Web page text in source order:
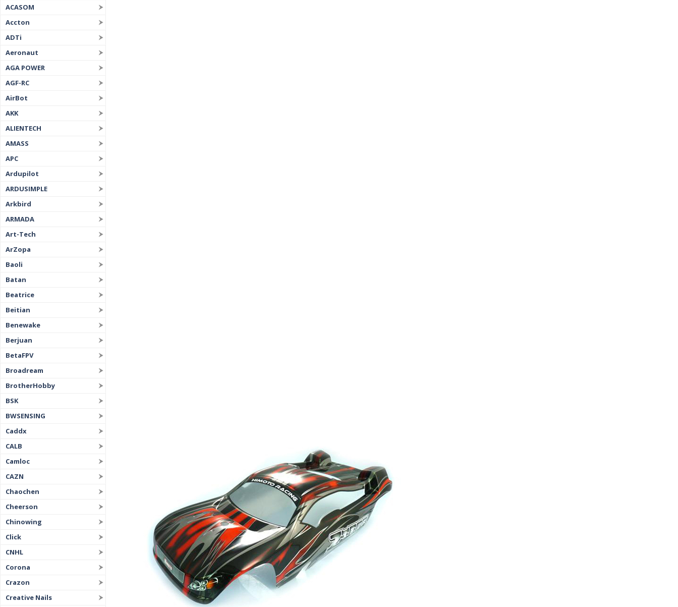
ACASOM
Accton
ADTi
Aeronaut
AGA POWER
AGF-RC
AirBot
AKK
ALIENTECH
AMASS
APC
Ardupilot
ARDUSIMPLE
Arkbird
ARMADA
Art-Tech
ArZopa
Baoli
Batan
Beatrice
Beitian
Benewake
Berjuan
BetaFPV
Broadream
BrotherHobby
BSK
BWSENSING
Caddx
CALB
Camloc
CAZN
Chaochen
Cheerson
Chinowing
Click
CNHL
Corona
Crazon
Creative Nails